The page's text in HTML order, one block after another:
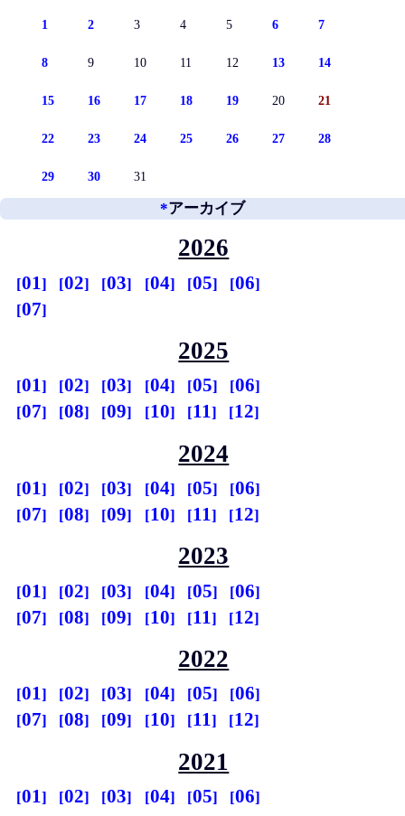
1 2 3 4 5 6 7
8 9 10 11 12 13 14
15 16 17 18 19 20 21
22 23 24 25 26 27 28
29 30 31
*アーカイブ
2026
01 02 03 04 05
06
07
2025
01 02 03 04 05
06
07
08 09 10 11 12
2024
01 02 03 04 05
06
07
08 09 10 11 12
2023
01 02 03 04 05
06
07
08 09 10 11 12
2022
01 02 03 04 05
06
07
08 09 10 11 12
2021
01 02 03 04 05
06